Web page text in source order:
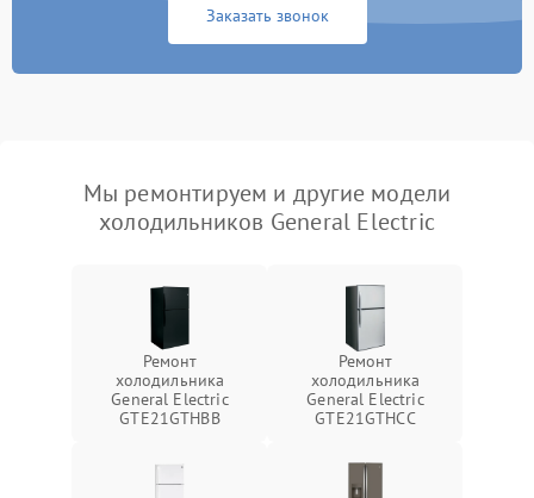
Заказать звонок
Мы ремонтируем и другие модели
холодильников General Electric
Ремонт
холодильника
General Electric
GTE21GTHBB
Ремонт
холодильника
General Electric
GTE21GTHCC